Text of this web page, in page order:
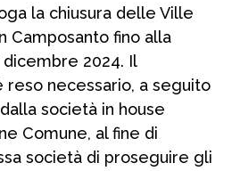
la chiusura delle Ville
Camposanto fino alla
2024. Il
necessario, a seguito
società in house
Comune, al fine di
società di proseguire gli